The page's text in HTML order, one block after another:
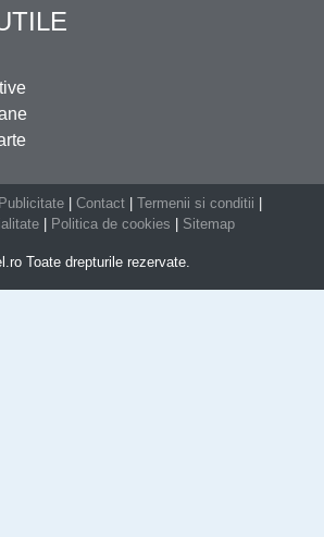
Publicitate Contact Termenii si conditii
Politica de cookies Sitemap
Toate drepturile rezervate.